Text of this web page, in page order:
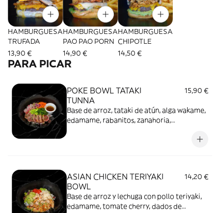
HAMBURGUESA
TRUFADA
13,90 €
HAMBURGUESA
PAO PAO PORN
14,90 €
HAMBURGUESA
CHIPOTLE
14,50 €
PARA PICAR
POKE BOWL TATAKI
TUNNA
15,90 €
Base de arroz, tataki de atún, alga wakame,
edamame, rabanitos, zanahoria,
ASIAN CHICKEN TERIYAKI
BOWL
14,20 €
Base de arroz y lechuga con pollo teriyaki,
edamame, tomate cherry, dados de